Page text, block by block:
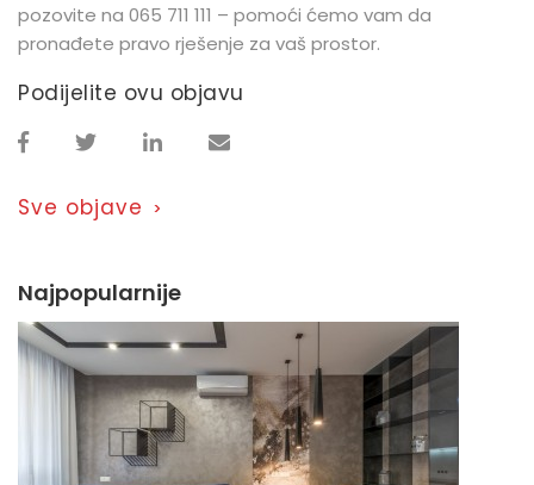
pozovite na 065 711 111 – pomoći ćemo vam da
pronađete pravo rješenje za vaš prostor.
Podijelite ovu objavu
Sve objave >
Najpopularnije